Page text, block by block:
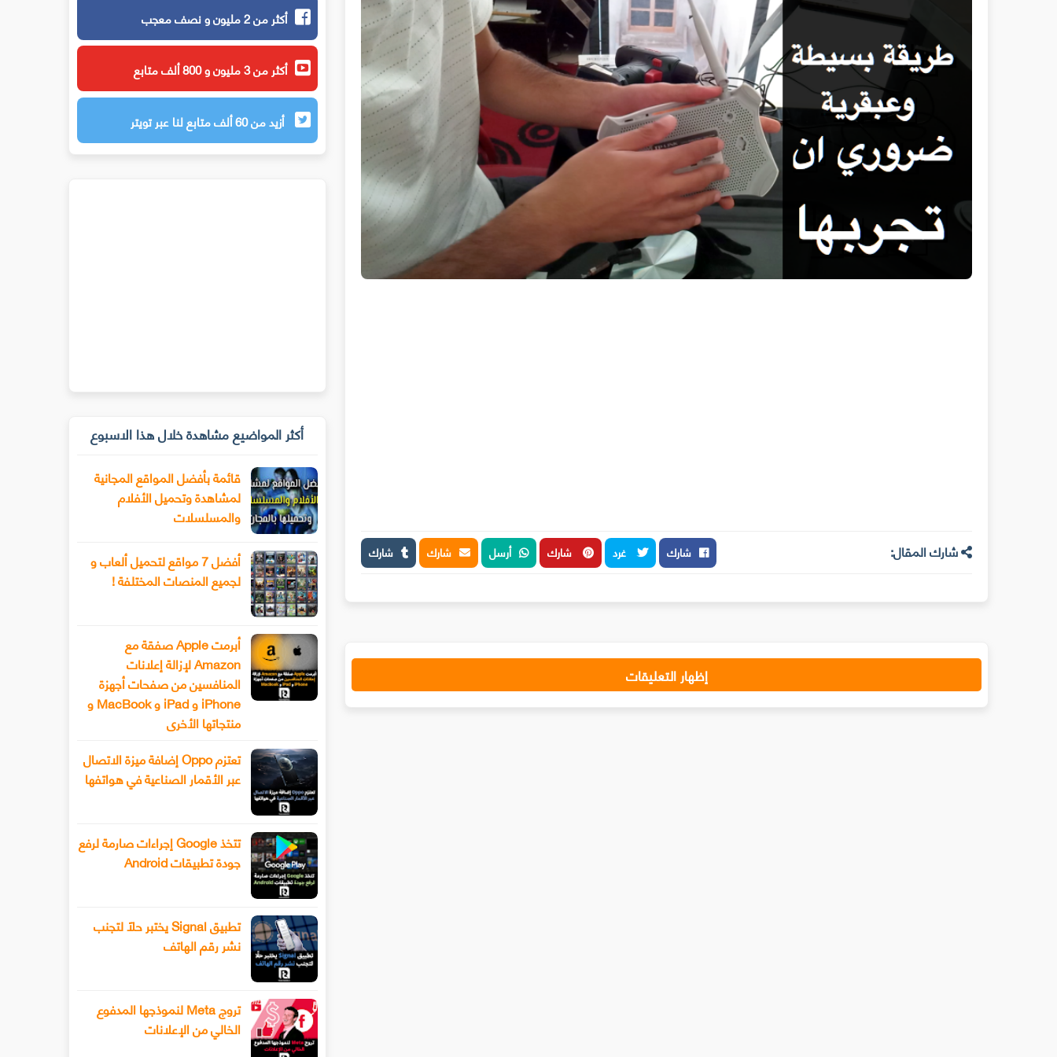
شارك المقال: شارك غرد شارك أرسل شارك شارك
إظهار التعليقات
أكثر من 2 مليون و نصف معجب
أكثر من 3 مليون و 800 ألف متابع
أزيد من 60 ألف متابع لنا عبر تويتر
أكثر المواضيع مشاهدة خلال هذا الاسبوع
قائمة بأفضل المواقع المجانية
لمشاهدة وتحميل الأفلام
والمسلسلات
أفضل 7 مواقع لتحميل ألعاب و
لجميع المنصات المختلفة !
أبرمت Apple صفقة مع
Amazon لإزالة إعلانات
المنافسين من صفحات أجهزة
iPhone و iPad و MacBook و
منتجاتها الأخرى
تعتزم Oppo إضافة ميزة الاتصال
عبر الأقمار الصناعية في هواتفها
تتخذ Google إجراءات صارمة لرفع
جودة تطبيقات Android
تطبيق Signal يختبر حلًا لتجنب
نشر رقم الهاتف
تروج Meta لنموذجها المدفوع
الخالي من الإعلانات